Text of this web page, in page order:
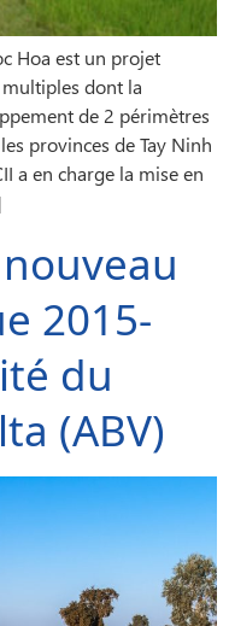
Hoa est un projet
dont la
de 2 périmètres
provinces de Tay Ninh
a en charge la mise en
2015-
du
(ABV)